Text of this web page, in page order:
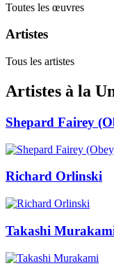
Toutes les œuvres
Artistes
Tous les artistes
Artistes à la
Shepard Fairey
Richard Orlinski
Takashi